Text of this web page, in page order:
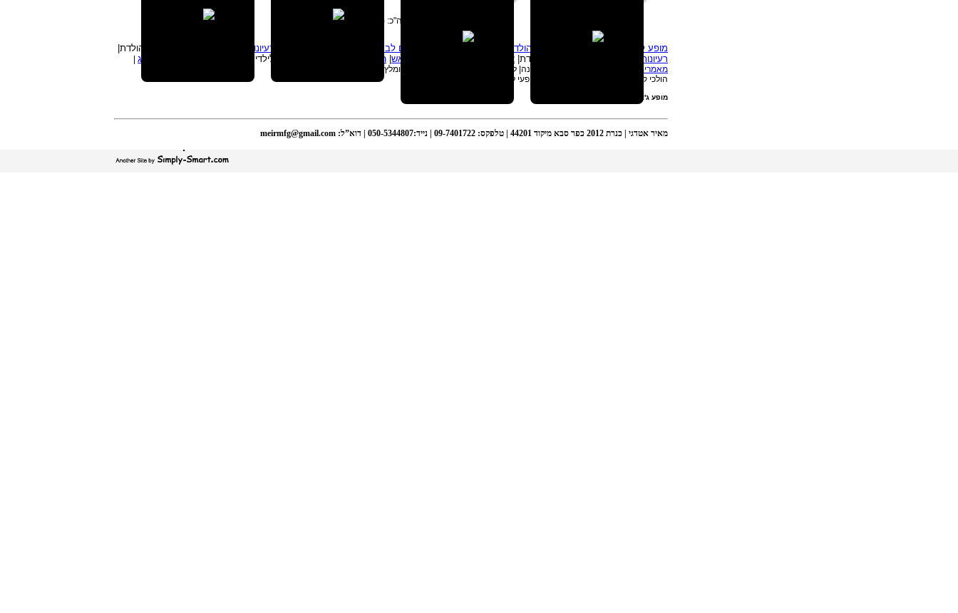
סה"כ: 75
מופע להטוטנים יום הולדת קרקס מופעים לבר מצווה רעיונות לימי הולדת
| פעילויות לימי הולדת|
רעיונות לבר מצווה
| הפעלה ליום הולדת| אטרקציות ליום הולדת מופע אש הפעלות לבר מצווה| הפעלות לילדים לימי הולדת| גאגלינג
מאמרים
| להטוטן במרכז| להטוטן לחתונה| להטוטן לאירועי חברות| להטוטן מומלץ| להטוטן אש|
הולכי קביים לאירועים| מופעי להטוטן| מופעי להטטנות | סדנאות להטוטנות |
מופע ג'אגלינג
מאיר אטדגי | כנרת 2012 כפר סבא מיקוד 44201 | טלפקס: 09-7401722 | נייד:050-5344807 | דוא”ל: meirmfg@gmail.com